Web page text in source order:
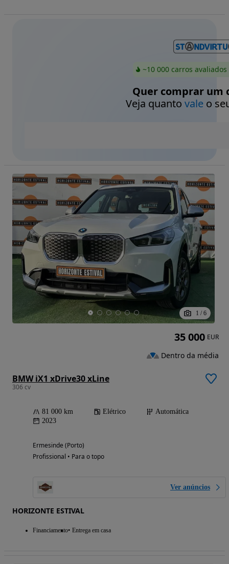
~10 000 carros
Quer comprar um
Veja quanto valeo
1 / 6
BMW iX1 xDrive30 xLine
306 cv
81 000 km Elétrico
Automática
2023
Ermesinde (Porto)
Profissional • Para o topo
Ver anúncios
HORIZONTE ESTIVAL
Financiamento Entrega em casa
35 000 EUR
Dentro da média